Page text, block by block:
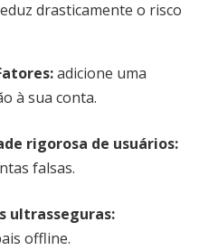
drasticamente o risco
:adicione uma
à sua conta.
rigorosa de usuários:
falsas.
ultrasseguras:
offline.